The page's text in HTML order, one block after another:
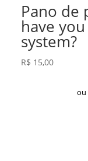
Pano de
have
system?
R$ 15,00
ou